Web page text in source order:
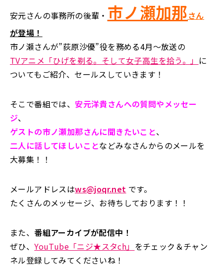
安元さんの事務所の後輩・ 市ノ瀬加那さん
が登場！
市ノ瀬さんが”荻原沙優”役を務める4月～放送の
TVアニメ「ひげを剃る。そして女子高生を拾う。」 に
ついてもご紹介、セールスしていきます！
そこで番組では、安元洋貴さんへの質問やメッセー
ジ、
ゲストの市ノ瀬加那さんに聞きたいこと、
二人に話してほしいことなどみなさんからのメールを
大募集！！
メールアドレスはws@joqr.net です。
たくさんのメッセージ、お待ちしております！！
また、番組アーカイブが配信中！
ぜひ、YouTube「ニジ★スタch」 をチェック＆チャン
ネル登録してみてくださいね！